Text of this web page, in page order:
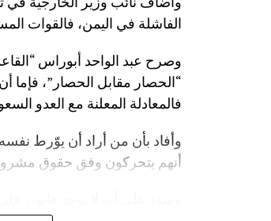
الفاشلة في اليمن، فالقوات
وصرح عبد الواحد أبوراس
“الحصار مقابل الحصار”، فإما
فالمعادلة المعلنة مع العدو
وأفاد بأن من أراد أن يوّرط
أنهم يتحركون وفق حقوق